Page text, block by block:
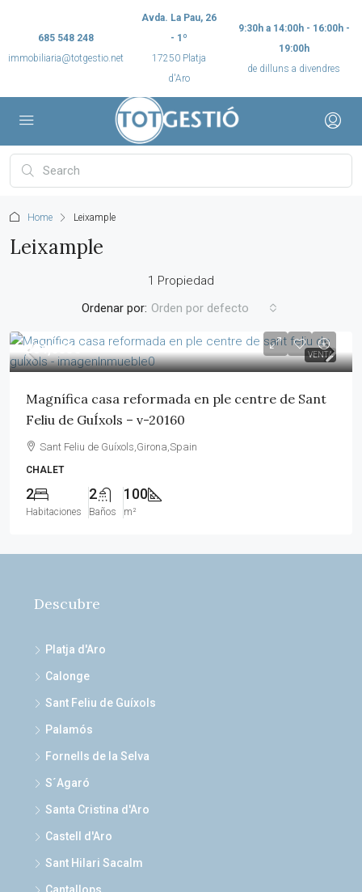
685 548 248
immobiliaria@totgestio.net
Avda. La Pau, 26
- 1º
17250 Platja
d'Aro
9:30h a 14:00h - 16:00h -
19:00h
de dilluns a divendres
Home Leixample
Leixample
1 Propiedad
Ordenar por: Orden por defecto
VENTA
334,000€
Magnífica casa reformada en ple centre de Sant
Feliu de GuÍxols – v-20160
Sant Feliu de Guíxols,Girona,Spain
CHALET
2
Habitaciones
2
Baños
100
m²
Descubre
Platja d'Aro
Calonge
Sant Feliu de Guíxols
Palamós
Fornells de la Selva
S´Agaró
Santa Cristina d'Aro
Castell d'Aro
Sant Hilari Sacalm